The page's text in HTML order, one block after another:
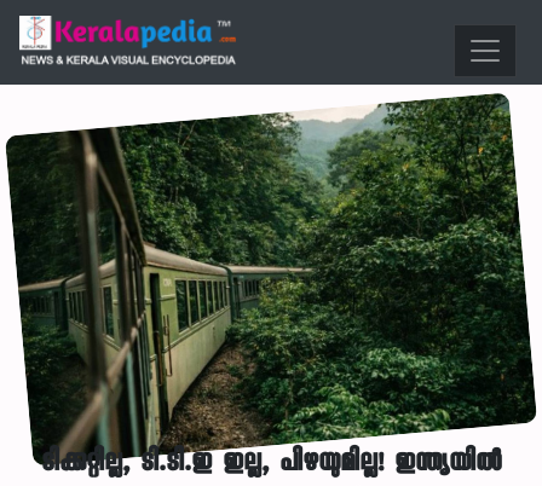
ടിക്കറ്റില്ല, ടി.ടി.ഇ ഇല്ല, പിഴയുമില്ല! ഇന്ത്യയിൽ